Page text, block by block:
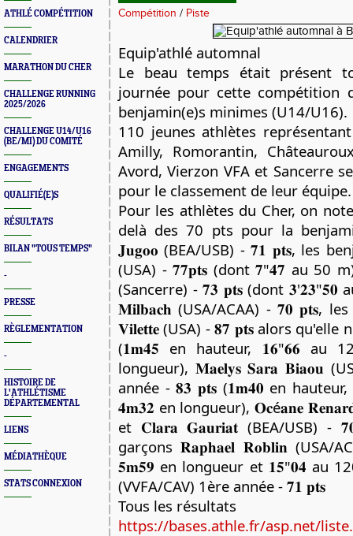
ATHLÉ COMPÉTITION
CALENDRIER
MARATHON DU CHER
CHALLENGE RUNNING
2025/2026
CHALLENGE U14/U16
(BE/MI) DU COMITÉ
ENGAGEMENTS
QUALIFIÉ(E)S
RÉSULTATS
BILAN "TOUS TEMPS"
-
PRESSE
RÈGLEMENTATION
-
HISTOIRE DE
L'ATHLÉTISME
DÉPARTEMENTAL
LIENS
MÉDIATHÈQUE
STATS CONNEXION
Compétition / Piste
Equip'athlé automnal
Le beau temps était présent
journée pour cette compétition
benjamin(e)s minimes (U14/U16).
110 jeunes athlètes
Amilly, Romorantin,
Avord, Vierzon VFA et Sancerre
pour le classement de leur équipe.
Pour les athlètes du Cher, on
delà des 70 pts pour la
𝐉𝐮𝐠𝐨𝐨 (BEA/USB) - 𝟕𝟏 𝐩𝐭𝐬, les
(USA) - 𝟕𝟕𝐩𝐭𝐬 (dont 𝟕"𝟒𝟕 au 50
(Sancerre) - 𝟕𝟑 𝐩𝐭𝐬 (dont 𝟑'𝟐𝟑"𝟓𝟎
𝐌𝐢𝐥𝐛𝐚𝐜𝐡 (USA/ACAA) - 𝟕𝟎 𝐩𝐭𝐬,
𝐕𝐢𝐥𝐞𝐭𝐭𝐞 (USA) - 𝟖𝟕 𝐩𝐭𝐬 alors
(𝟏𝐦𝟒𝟓 en hauteur, 𝟏𝟔"𝟔𝟔 au
longueur), 𝐌𝐚𝐞𝐥𝐲𝐬 𝐒𝐚𝐫𝐚 𝐁𝐢𝐚𝐨𝐮
année - 𝟖𝟑 𝐩𝐭𝐬 (𝟏𝐦𝟒𝟎 en
𝟒𝐦𝟑𝟐 en longueur), 𝐎𝐜é𝐚𝐧𝐞
et 𝐂𝐥𝐚𝐫𝐚 𝐆𝐚𝐮𝐫𝐢𝐚𝐭 (BEA/USB) -
garçons 𝐑𝐚𝐩𝐡𝐚𝐞𝐥 𝐑𝐨𝐛𝐥𝐢𝐧 (USA/
𝟓𝐦𝟓𝟗 en longueur et 𝟏𝟓"𝟎𝟒 au
(VVFA/CAV) 1ère année - 𝟕𝟏 𝐩𝐭𝐬
Tous les résultats
https://bases.athle.fr/asp.net/